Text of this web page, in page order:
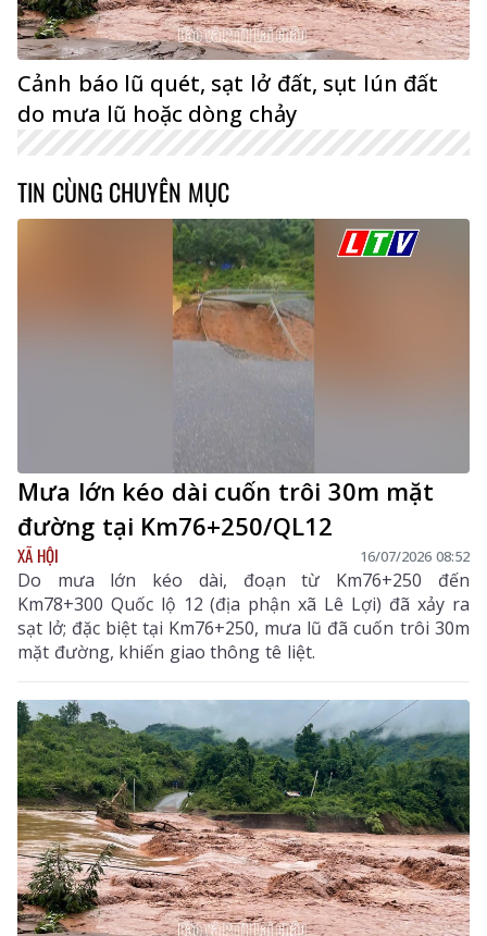
Cảnh báo lũ quét, sạt lở đất, sụt lún đất
do mưa lũ hoặc dòng chảy
TIN CÙNG CHUYÊN MỤC
Mưa lớn kéo dài cuốn trôi 30m mặt
đường tại Km76+250/QL12
XÃ HỘI 16/07/2026 08:52
Do mưa lớn kéo dài, đoạn từ Km76+250 đến
Km78+300 Quốc lộ 12 (địa phận xã Lê Lợi) đã xảy ra
sạt lở; đặc biệt tại Km76+250, mưa lũ đã cuốn trôi 30m
mặt đường, khiến giao thông tê liệt.